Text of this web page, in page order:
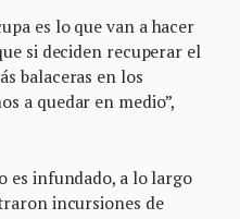
es lo que van a hacer
si deciden recuperar el
balaceras en los
a quedar en medio”,
es infundado, a lo largo
incursiones de